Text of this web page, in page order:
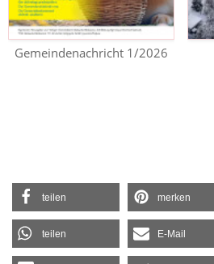
Gemeindenachricht 1/2026
teilen merken
teilen E-Mail